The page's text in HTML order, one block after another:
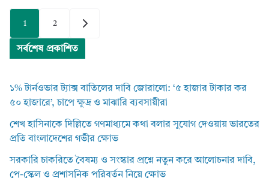
pagination
1 2
সর্বশেষ প্রকাশিত
১% টার্নওভার ট্যাক্স বাতিলের দাবি জোরালো: ‘৫ হাজার টাকার কর
৫০ হাজারে’, চাপে ক্ষুদ্র ও মাঝারি ব্যবসায়ীরা
শেখ হাসিনাকে দিল্লিতে গণমাধ্যমে কথা বলার সুযোগ দেওয়ায় ভারতের
প্রতি বাংলাদেশের গভীর ক্ষোভ
সরকারি চাকরিতে বৈষম্য ও সংস্কার প্রশ্নে নতুন করে আলোচনার দাবি,
পে-স্কেল ও প্রশাসনিক পরিবর্তন নিয়ে ক্ষোভ